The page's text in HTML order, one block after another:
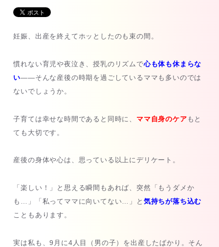
妊娠、出産を終えてホッとしたのも束の間。
慣れない育児や夜泣き、授乳のリズムで心も体も休まらな
い――そんな産後の時期を過ごしているママも多いのでは
ないでしょうか。
子育ては幸せな時間であると同時に、 ママ自身のケアもと
ても大切です。
産後の身体や心は、思っている以上にデリケート。
「楽しい！」と思える瞬間もあれば、突然「もうダメか
も…」「私ってママに向いてない…」と 気持ちが落ち込む
こともあります。
実は私も、9月に4人目（男の子）を出産したばかり。そん